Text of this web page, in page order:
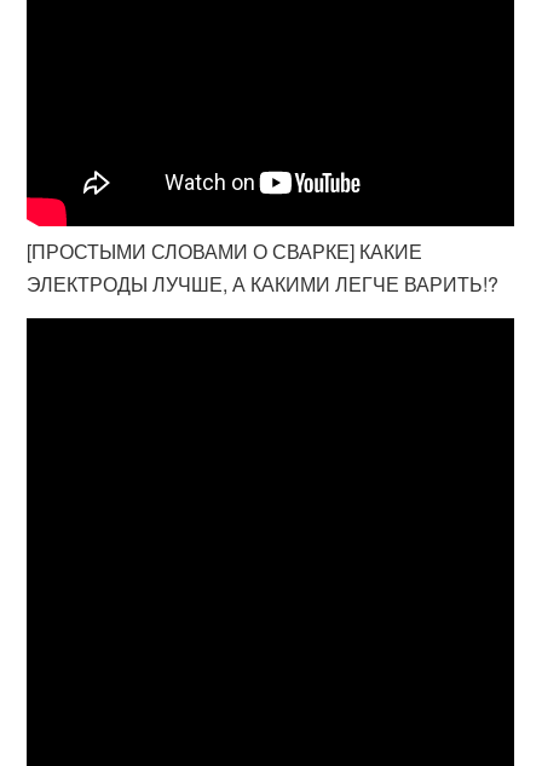
[ПРОСТЫМИ СЛОВАМИ О СВАРКЕ] КАКИЕ
ЭЛЕКТРОДЫ ЛУЧШЕ, А КАКИМИ ЛЕГЧЕ ВАРИТЬ!?